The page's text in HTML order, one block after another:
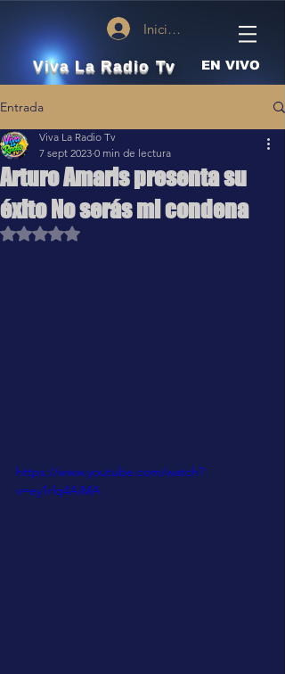
Iniciar sesión
Viva La Radio Tv EN VIVO
Entrada
Arturo Amaris presenta su
éxito No serás mi condena
Viva La Radio Tv
7 sept 2023 0 min de lectura
Obtuvo NaN de 5 estrellas.
https://www.youtube.com/watch?
v=ey1rlq4AiMA